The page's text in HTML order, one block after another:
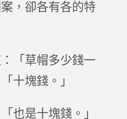
，卻各有各的特
「草帽多少錢一
十塊錢。」
也是十塊錢。」